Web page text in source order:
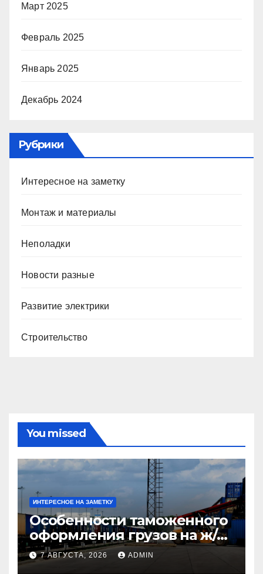
Март 2025
Февраль 2025
Январь 2025
Декабрь 2024
Рубрики
Интересное на заметку
Монтаж и материалы
Неполадки
Новости разные
Развитие электрики
Строительство
You missed
ИНТЕРЕСНОЕ НА ЗАМЕТКУ
Особенности таможенного
оформления грузов на ж/д
станциях при перевозке из
Китая в Казахстан
7 АВГУСТА, 2026 ADMIN